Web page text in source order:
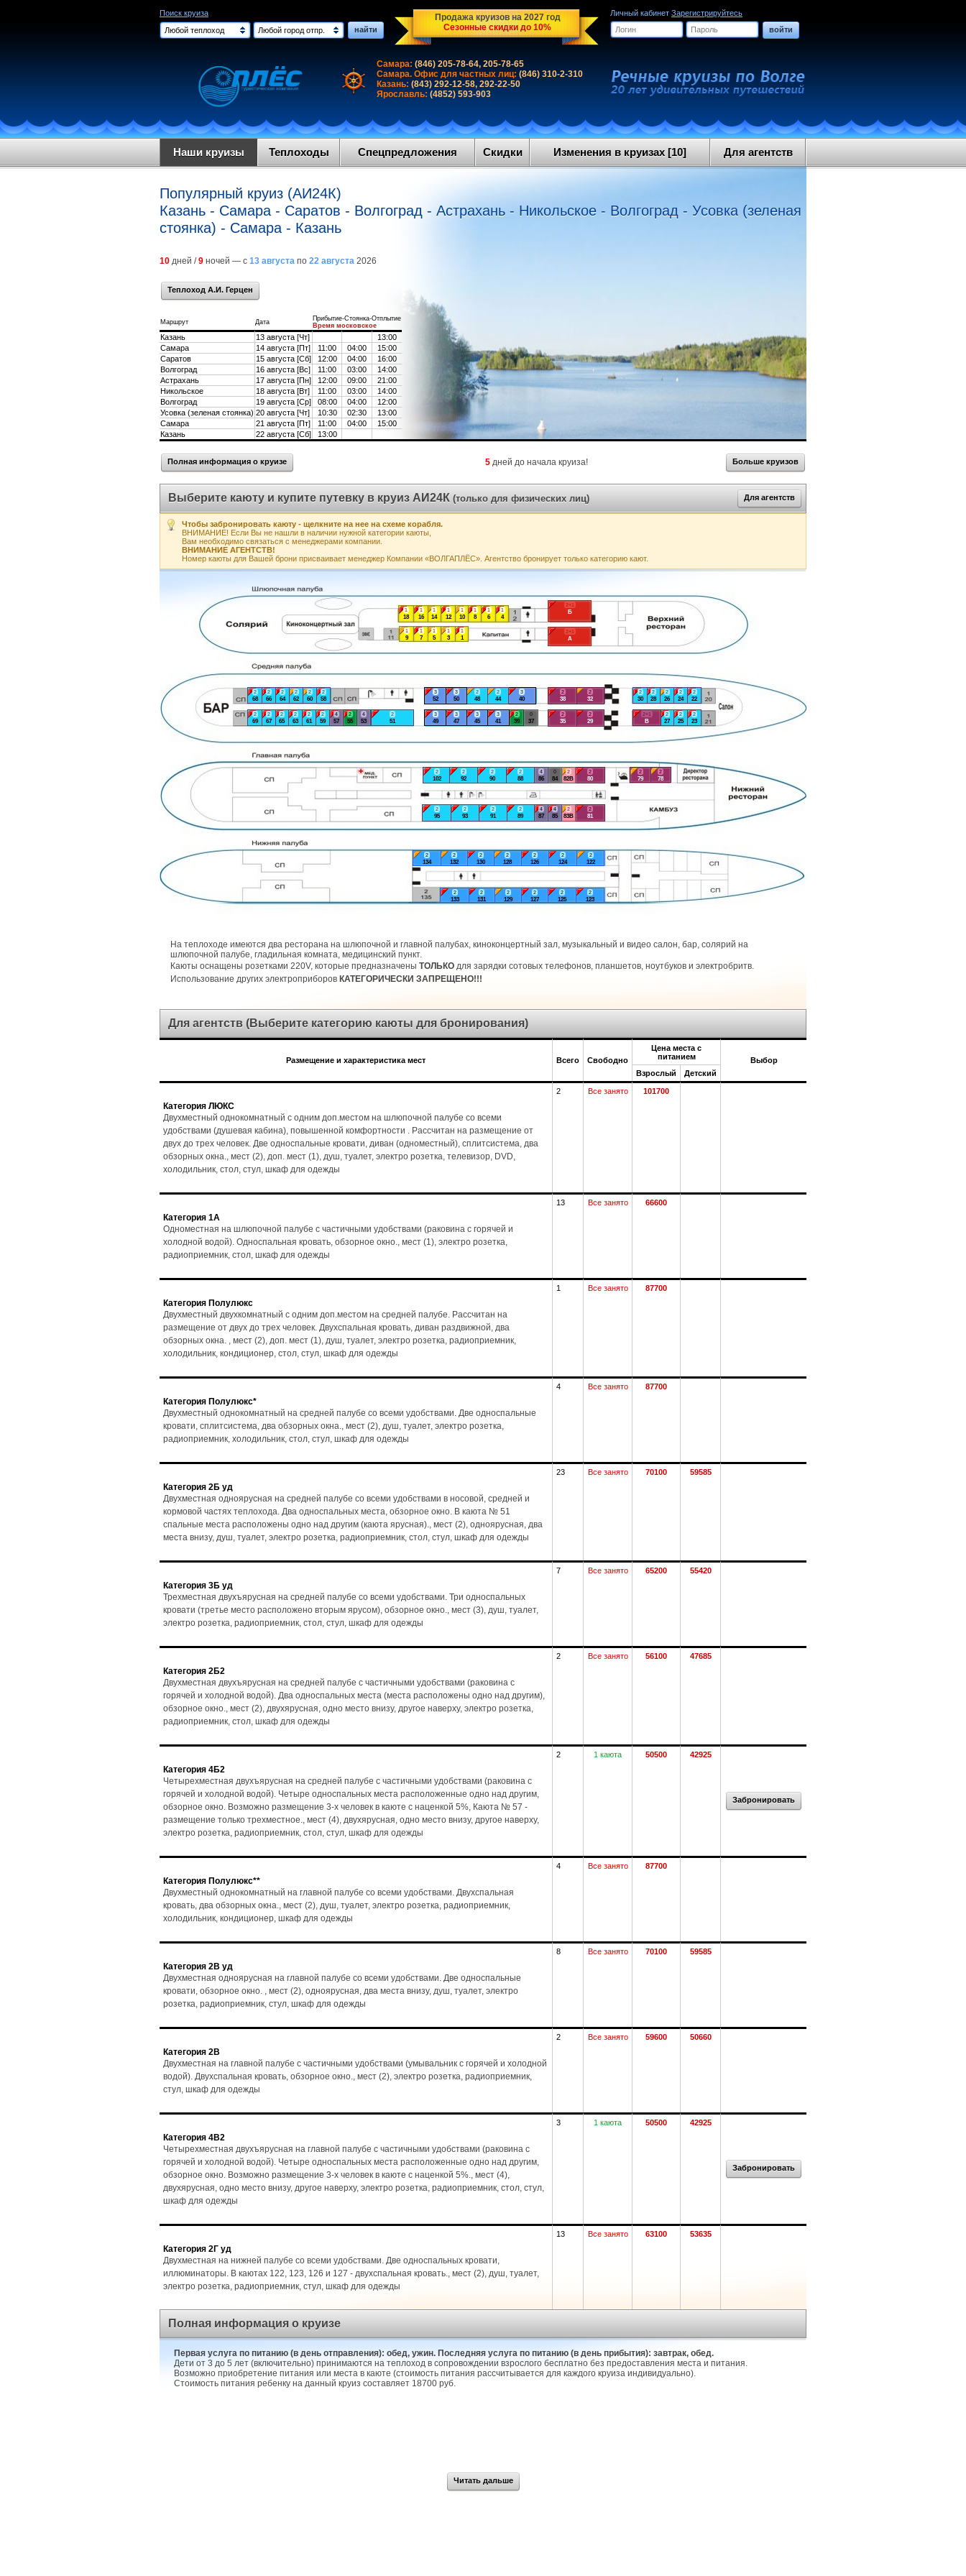
Поиск круиза
Любой теплоход
Любой город отпр. найти
Продажа круизов на 2027 год
Сезонные скидки до 10%
Личный кабинет Зарегистрируйтесь
войти
Самара: (846) 205-78-64, 205-78-65
Самара. Офис для частных лиц: (846) 310-2-310
Казань: (843) 292-12-58, 292-22-50
Ярославль: (4852) 593-903
Наши круизы Теплоходы Спецпредложения Скидки Изменения в круизах [10] Для агентств
Популярный круиз (АИ24К)
Казань - Самара - Саратов - Волгоград - Астрахань - Никольское - Волгоград - Усовка (зеленая
стоянка) - Самара - Казань
10 дней /9 ночей — с 13 августа по 22 августа 2026
Теплоход А.И. Герцен
Маршрут Дата
Прибытие-Стоянка-Отплытие
Время московское
Казань 13 августа [Чт]
13:00
Самара
14 августа [Пт] 11:00 04:00
15:00
Саратов
15 августа [Сб] 12:00 04:00
16:00
Волгоград
16 августа [Вс] 11:00 03:00
14:00
Астрахань
17 августа [Пн] 12:00 09:00
21:00
Никольское
18 августа [Вт] 11:00 03:00
14:00
Волгоград
19 августа [Ср] 08:00 04:00
12:00
Усовка (зеленая стоянка) 20 августа [Чт] 10:30 02:30
13:00
Самара
21 августа [Пт] 11:00 04:00
15:00
Казань
22 августа [Сб] 13:00
Полная информация о круизе 5 дней до начала круиза! Больше круизов
Выберите каюту и купите путевку в круиз АИ24К (только для физических лиц) Для агентств
Чтобы забронировать каюту - щелкните на нее на схеме корабля.
ВНИМАНИЕ! Если Вы не нашли в наличии нужной категории каюты,
Вам необходимо связаться с менеджерами компании.
ВНИМАНИЕ АГЕНТСТВ!
Номер каюты для Вашей брони присваивает менеджер Компании «ВОЛГАПЛЁС». Агентство бронирует только категорию кают.
1
1
1
10
2
102
1
12
2
122
2
123
2
124
2
125
2
126
2
127
2
128
2
129
2
130
2
131
2
132
2
133
2
134
1
14
1
16
1
18
2
22
2
23
2
24
2
25
2
26
2
27
2
28
2
29
1
3
2
30
2
32
2
35
0
37
2
38
2
39
1
4
3
40
3
41
2
44
3
45
3
47
2
48
3
49
1
5
3
50
2
51
3
52
4
53
2
55
4
57
2
58
2
59
1
6
2
60
2
61
2
62
2
63
2
64
2
65
2
66
2
67
2
68
2
69
1
7
2
78
2
79
1
8
2
80
2
81
2
82В
2
83В
0
84
4
85
4
86
4
87
2
88
2
89
1
9
2
90
2
91
2
92
2
93
2
95
2+1
А
2+1
Б
2+1
В
На теплоходе имеются два ресторана на шлюпочной и главной палубах, киноконцертный зал, музыкальный и видео салон, бар, солярий на
шлюпочной палубе, гладильная комната, медицинский пункт.
Каюты оснащены розетками 220V, которые предназначены ТОЛЬКО для зарядки сотовых телефонов, планшетов, ноутбуков и электробритв.
Использование других электроприборов КАТЕГОРИЧЕСКИ ЗАПРЕЩЕНО!!!
Для агентств (Выберите категорию каюты для бронирования)
Размещение и характеристика мест Всего Свободно
Цена места с
питанием
Выбор
Взрослый
Детский
Категория ЛЮКС
Двухместный однокомнатный с одним доп.местом на шлюпочной палубе со всеми
удобствами (душевая кабина), повышенной комфортности . Рассчитан на размещение от
двух до трех человек. Две односпальные кровати, диван (одноместный), сплитсистема, два
обзорных окна., мест (2), доп. мест (1), душ, туалет, электро розетка, телевизор, DVD,
холодильник, стол, стул, шкаф для одежды
2 Все занято 101700
Категория 1А
Одноместная на шлюпочной палубе с частичными удобствами (раковина с горячей и
холодной водой). Односпальная кровать, обзорное окно., мест (1), электро розетка,
радиоприемник, стол, шкаф для одежды
13 Все занято 66600
Категория Полулюкс
Двухместный двухкомнатный с одним доп.местом на средней палубе. Рассчитан на
размещение от двух до трех человек. Двухспальная кровать, диван раздвижной, два
обзорных окна. , мест (2), доп. мест (1), душ, туалет, электро розетка, радиоприемник,
холодильник, кондиционер, стол, стул, шкаф для одежды
1 Все занято 87700
Категория Полулюкс*
Двухместный однокомнатный на средней палубе со всеми удобствами. Две односпальные
кровати, сплитсистема, два обзорных окна., мест (2), душ, туалет, электро розетка,
радиоприемник, холодильник, стол, стул, шкаф для одежды
4 Все занято 87700
Категория 2Б уд
Двухместная одноярусная на средней палубе со всеми удобствами в носовой, средней и
кормовой частях теплохода. Два односпальных места, обзорное окно. В каюта № 51
спальные места расположены одно над другим (каюта ярусная)., мест (2), одноярусная, два
места внизу, душ, туалет, электро розетка, радиоприемник, стол, стул, шкаф для одежды
23 Все занято 70100 59585
Категория 3Б уд
Трехместная двухъярусная на средней палубе со всеми удобствами. Три односпальных
кровати (третье место расположено вторым ярусом), обзорное окно., мест (3), душ, туалет,
электро розетка, радиоприемник, стол, стул, шкаф для одежды
7 Все занято 65200 55420
Категория 2Б2
Двухместная двухъярусная на средней палубе с частичными удобствами (раковина с
горячей и холодной водой). Два односпальных места (места расположены одно над другим),
обзорное окно., мест (2), двухярусная, одно место внизу, другое наверху, электро розетка,
радиоприемник, стол, шкаф для одежды
2 Все занято 56100 47685
Категория 4Б2
Четырехместная двухъярусная на средней палубе с частичными удобствами (раковина с
горячей и холодной водой). Четыре односпальных места расположенные одно над другим,
обзорное окно. Возможно размещение 3-х человек в каюте с наценкой 5%, Каюта № 57 -
размещение только трехместное., мест (4), двухярусная, одно место внизу, другое наверху,
электро розетка, радиоприемник, стол, стул, шкаф для одежды
2 1 каюта 50500 42925
Забронировать
Категория Полулюкс**
Двухместный однокомнатный на главной палубе со всеми удобствами. Двухспальная
кровать, два обзорных окна., мест (2), душ, туалет, электро розетка, радиоприемник,
холодильник, кондиционер, шкаф для одежды
4 Все занято 87700
Категория 2В уд
Двухместная одноярусная на главной палубе со всеми удобствами. Две односпальные
кровати, обзорное окно. , мест (2), одноярусная, два места внизу, душ, туалет, электро
розетка, радиоприемник, стул, шкаф для одежды
8 Все занято 70100 59585
Категория 2В
Двухместная на главной палубе с частичными удобствами (умывальник с горячей и холодной
водой). Двухспальная кровать, обзорное окно., мест (2), электро розетка, радиоприемник,
стул, шкаф для одежды
2 Все занято 59600 50660
Категория 4В2
Четырехместная двухъярусная на главной палубе с частичными удобствами (раковина с
горячей и холодной водой). Четыре односпальных места расположенные одно над другим,
обзорное окно. Возможно размещение 3-х человек в каюте с наценкой 5%., мест (4),
двухярусная, одно место внизу, другое наверху, электро розетка, радиоприемник, стол, стул,
шкаф для одежды
3 1 каюта 50500 42925
Забронировать
Категория 2Г уд
Двухместная на нижней палубе со всеми удобствами. Две односпальных кровати,
иллюминаторы. В каютах 122, 123, 126 и 127 - двухспальная кровать., мест (2), душ, туалет,
электро розетка, радиоприемник, стул, шкаф для одежды
13 Все занято 63100 53635
Полная информация о круизе
Первая услуга по питанию (в день отправления): обед, ужин. Последняя услуга по питанию (в день прибытия): завтрак, обед.
Дети от 3 до 5 лет (включительно) принимаются на теплоход в сопровождении взрослого бесплатно без предоставления места и питания.
Возможно приобретение питания или места в каюте (стоимость питания рассчитывается для каждого круиза индивидуально).
Стоимость питания ребенку на данный круиз составляет 18700 руб.
Читать дальше